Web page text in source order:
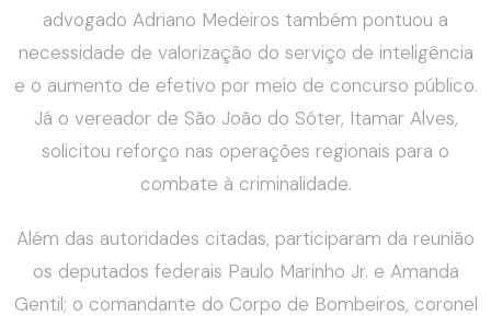
advogado Adriano Medeiros também pontuou a
necessidade de valorização do serviço de inteligência
e o aumento de efetivo por meio de concurso público.
Já o vereador de São João do Sóter, Itamar Alves,
solicitou reforço nas operações regionais para o
combate à criminalidade.
Além das autoridades citadas, participaram da reunião
os deputados federais Paulo Marinho Jr. e Amanda
Gentil; o comandante do Corpo de Bombeiros, coronel